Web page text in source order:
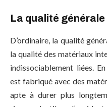
La qualité
D’ordinaire, la qualité
la qualité des matériaux
indissociablement liées.
est fabriqué avec des
apte à durer plus